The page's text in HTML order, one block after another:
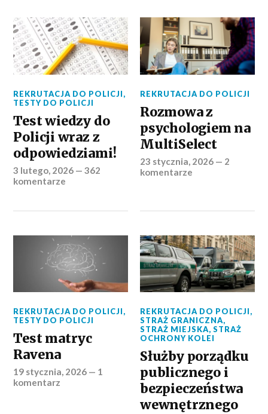
REKRUTACJA DO POLICJI,
TESTY DO POLICJI
Test wiedzy do
Policji wraz z
odpowiedziami!
3 lutego, 2026 —362
komentarze
REKRUTACJA DO POLICJI
Rozmowa z
psychologiem na
MultiSelect
23 stycznia, 2026 — 2
komentarze
REKRUTACJA DO POLICJI,
TESTY DO POLICJI
Test matryc
Ravena
19 stycznia, 2026 — 1
komentarz
REKRUTACJA DO POLICJI,
STRAŻ GRANICZNA,
STRAŻ MIEJSKA,STRAŻ
OCHRONY KOLEI
Służby porządku
publicznego i
bezpieczeństwa
wewnętrznego